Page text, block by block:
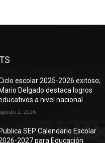
escolar 2025-2026 exitoso;
Mario Delgado destaca logros
a nivel nacional
2, 2026
Publica SEP Calendario Escolar
2027 para Educación